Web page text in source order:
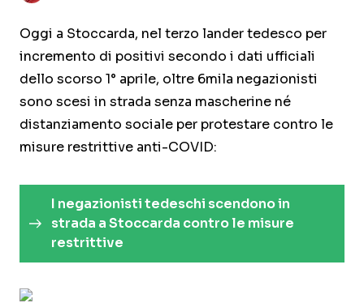
Oggi a Stoccarda, nel terzo lander tedesco per
incremento di positivi secondo i dati ufficiali
dello scorso 1° aprile, oltre 6mila negazionisti
sono scesi in strada senza mascherine né
distanziamento sociale per protestare contro le
misure restrittive anti-COVID:
I negazionisti tedeschi scendono in
strada a Stoccarda contro le misure
restrittive